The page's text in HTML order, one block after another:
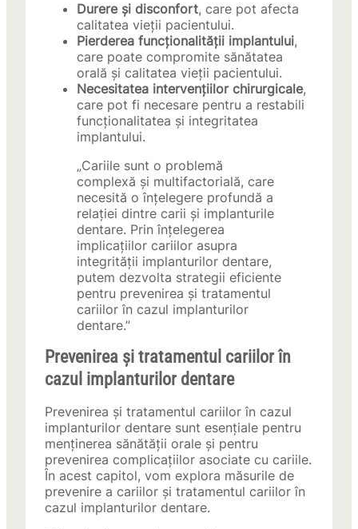
Durere și disconfort, care pot afecta
calitatea vieții pacientului.
Pierderea funcționalității implantului,
care poate compromite sănătatea
orală și calitatea vieții pacientului.
Necesitatea intervențiilor chirurgicale,
care pot fi necesare pentru a restabili
funcționalitatea și integritatea
implantului.
„Cariile sunt o problemă
complexă și multifactorială, care
necesită o înțelegere profundă a
relației dintre carii și implanturile
dentare. Prin înțelegerea
implicațiilor cariilor asupra
integrității implanturilor dentare,
putem dezvolta strategii eficiente
pentru prevenirea și tratamentul
cariilor în cazul implanturilor
dentare.”
Prevenirea și tratamentul cariilor în
cazul implanturilor dentare
Prevenirea și tratamentul cariilor în cazul
implanturilor dentare sunt esențiale pentru
menținerea sănătății orale și pentru
prevenirea complicațiilor asociate cu cariile.
În acest capitol, vom explora măsurile de
prevenire a cariilor și tratamentul cariilor în
cazul implanturilor dentare.